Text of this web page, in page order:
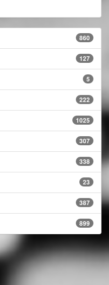
860
127
5
222
1025
307
338
23
387
899